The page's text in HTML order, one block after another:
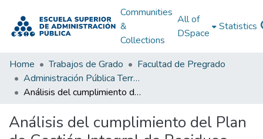
Communities
&
Collections
All of
DSpace
Statistics
Home Trabajos de Grado
Facultad de Pregrado
Administración Pública Territorial (APT)
Análisis del cumplimiento del Plan de Gestión Integral de Residuos Sólidos en el Municipio de Sáchica Boyacá en el periodo 2020-2025
Análisis del cumplimiento del Plan